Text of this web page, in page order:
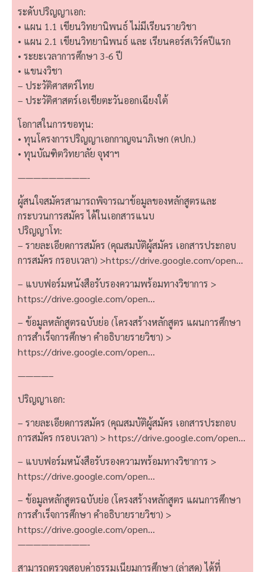
ระดับปริญญาเอก:
• แผน 1.1 เขียนวิทยานิพนธ์ ไม่มีเรียนรายวิชา
• แผน 2.1 เขียนวิทยานิพนธ์ และ เรียนคอร์สเวิร์คปีแรก
• ระยะเวลาการศึกษา 3-6 ปี
• แขนงวิชา
– ประวัติศาสตร์ไทย
– ประวัติศาสตร์เอเชียตะวันออกเฉียงใต้
โอกาสในการขอทุน:
• ทุนโครงการปริญญาเอกกาญจนาภิเษก (คปก.)
• ทุนบัณฑิตวิทยาลัย จุฬาฯ
—————————-
ผู้สนใจสมัครสามารถพิจารณาข้อมูลของหลักสูตรและ
กระบวนการสมัคร ได้ในเอกสารแนบ
ปริญญาโท:
– รายละเอียดการสมัคร (คุณสมบัติผู้สมัคร เอกสารประกอบ
การสมัคร กรอบเวลา) >https://drive.google.com/open…
– แบบฟอร์มหนังสือรับรองความพร้อมทางวิชาการ >
https://drive.google.com/open…
– ข้อมูลหลักสูตรฉบับย่อ (โครงสร้างหลักสูตร แผนการศึกษา
การสำเร็จการศึกษา คำอธิบายรายวิชา) >
https://drive.google.com/open…
————–
ปริญญาเอก:
– รายละเอียดการสมัคร (คุณสมบัติผู้สมัคร เอกสารประกอบ
การสมัคร กรอบเวลา) > https://drive.google.com/open…
– แบบฟอร์มหนังสือรับรองความพร้อมทางวิชาการ >
https://drive.google.com/open…
– ข้อมูลหลักสูตรฉบับย่อ (โครงสร้างหลักสูตร แผนการศึกษา
การสำเร็จการศึกษา คำอธิบายรายวิชา) >
https://drive.google.com/open…
—————————-
สามารถตรวจสอบค่าธรรมเนียมการศึกษา (ล่าสุด) ได้ที่